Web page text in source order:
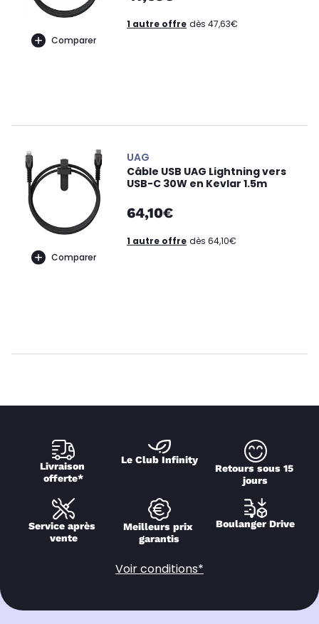
Comparer
1 autre offre dès 47,63€
Comparer
UAG
Câble USB UAG Lightning vers
USB-C 30W en Kevlar 1.5m
64,10€
1 autre offre dès 64,10€
Livraison
offerte*
Le Club Infinity
Retours sous 15
jours
Service après
vente
Meilleurs prix
garantis
Boulanger Drive
Voir conditions*